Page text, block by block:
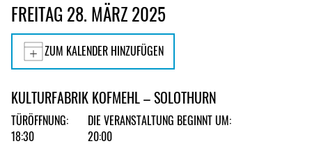
FREITAG 28. MÄRZ 2025
ZUM KALENDER HINZUFÜGEN
KULTURFABRIK KOFMEHL – SOLOTHURN
TÜRÖFFNUNG:
18:30
DIE VERANSTALTUNG BEGINNT UM:
20:00